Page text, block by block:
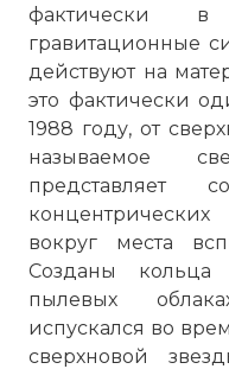
фактически
гравитационные
действуют на
это фактически
1988 году, от
называемое
представляет
вокруг места
Созданы кольца
пылевых
испускался во
сверхновой
☓